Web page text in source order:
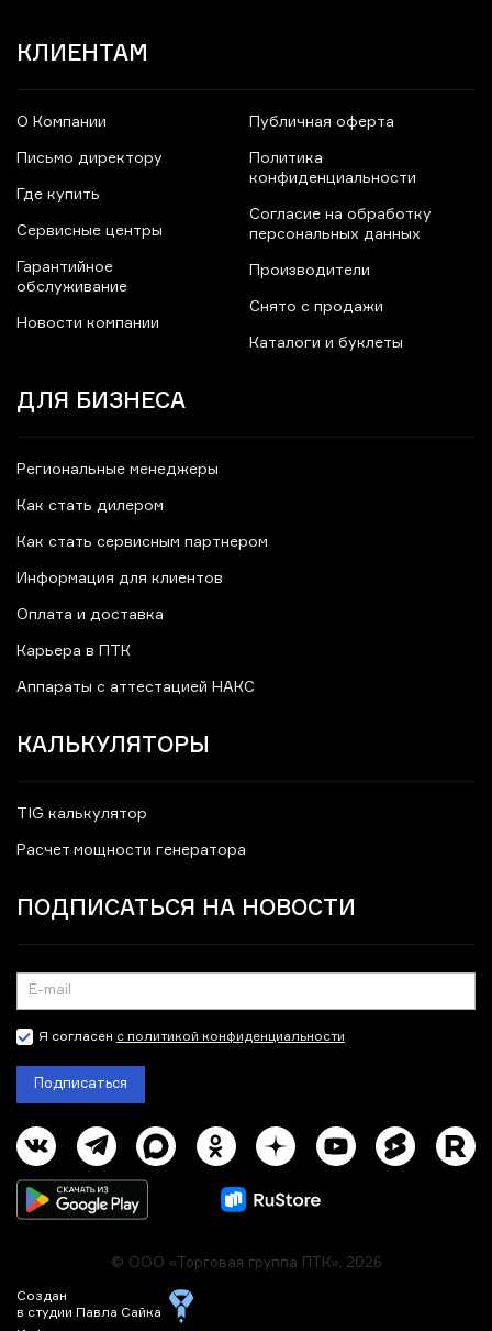
КЛИЕНТАМ
О Компании
Письмо директору
Где купить
Сервисные центры
Гарантийное
обслуживание
Новости компании
Публичная оферта
Политика
конфиденциальности
Согласие на обработку
персональных данных
Производители
Снято с продажи
Каталоги и буклеты
ДЛЯ БИЗНЕСА
Региональные менеджеры
Как стать дилером
Как стать сервисным партнером
Информация для клиентов
Оплата и доставка
Карьера в ПТК
Аппараты с аттестацией НАКС
КАЛЬКУЛЯТОРЫ
TIG калькулятор
Расчет мощности генератора
ПОДПИСАТЬСЯ НА НОВОСТИ
Я согласен с политикой конфиденциальности
Подписаться
Создан
в студии Павла Сайка
© ООО «Торговая группа ПТК», 2026